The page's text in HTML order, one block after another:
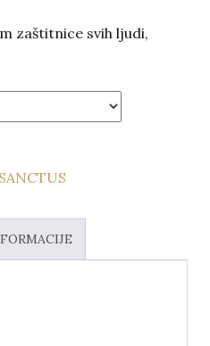
zaštitnice svih ljudi,
SANCTUS